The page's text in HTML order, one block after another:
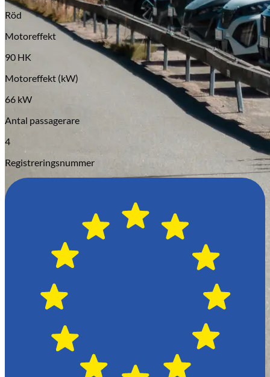
Röd
Motoreffekt
90 HK
Motoreffekt (kW)
66 kW
Antal passagerare
4
Registreringsnummer